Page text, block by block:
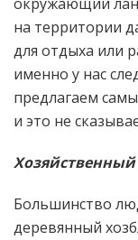
на территории
для отдыха или
именно у нас
предлагаем
и это не
Хозяйственный
Большинство
деревянный